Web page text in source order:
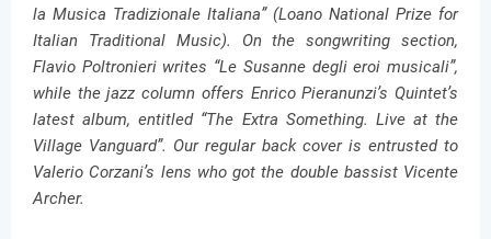
la Musica Tradizionale Italiana” (Loano National Prize for
Italian Traditional Music). On the songwriting section,
Flavio Poltronieri writes “Le Susanne degli eroi musicali”,
while the jazz column offers Enrico Pieranunzi’s Quintet’s
latest album, entitled “The Extra Something. Live at the
Village Vanguard”. Our regular back cover is entrusted to
Valerio Corzani’s lens who got the double bassist Vicente
Archer.